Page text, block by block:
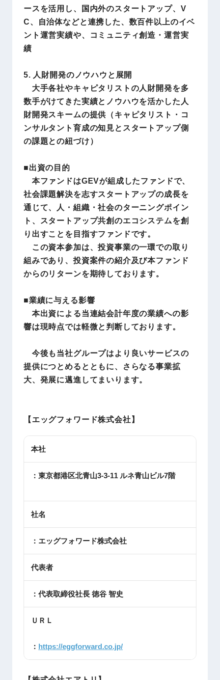
ースを活用し、国内外のスタートアップ、V
C、自治体などと連携した、数百件以上のイベ
ント運営実績や、コミュニティ創造・運営実
績
5. 人財開発のノウハウと展開
大手各社やキャピタリストの人財開発を多
数手がけてきた実績とノウハウを活かした人
財開発スキームの提供（キャピタリスト・コ
ンサルタント育成の知見とスタートアップ側
の課題との紐づけ）
■出資の目的
本ファンドはGEVが組成したファンドで、
社会課題解決を志すスタートアップの成長を
通じて、人・組織・社会のターニングポイン
ト、スタートアップ共創のエコシステムを創
り出すことを目指すファンドです。
この資本参加は、投資事業の一環での取り
組みであり、投資案件の紹介及び本ファンド
からのリターンを期待しております。
■業績に与える影響
本出資による当連結会計年度の業績への影
響は現時点では軽微と判断しております。
今後も当社グループはより良いサービスの
提供につとめるとともに、さらなる事業拡
大、発展に邁進してまいります。
【エッグフォワード株式会社】
本社
：東京都港区北青山3-3-11 ルネ青山ビル7階
社名
：エッグフォワード株式会社
代表者
：代表取締役社長 徳谷 智史
ＵＲＬ
： https://eggforward.co.jp/